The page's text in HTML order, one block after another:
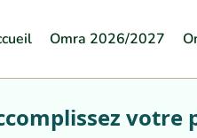
Omra 2026/2027